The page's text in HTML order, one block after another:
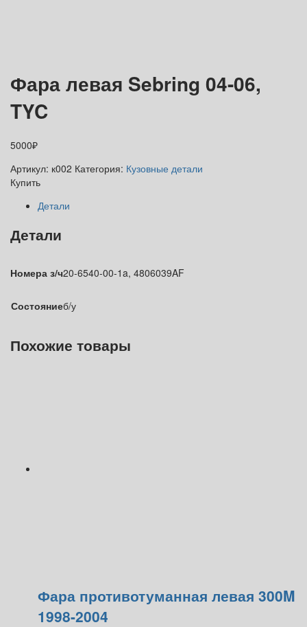
Фара левая Sebring 04-06,
TYC
5000₽
Артикул: к002 Категория: Кузовные детали
Купить
Детали
Детали
Номера з/ч20-6540-00-1a, 4806039AF
Состояниеб/у
Похожие товары
Фара противотуманная левая 300M
1998-2004